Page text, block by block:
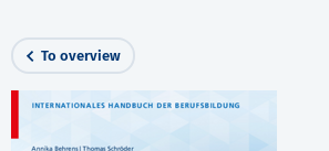
To overview